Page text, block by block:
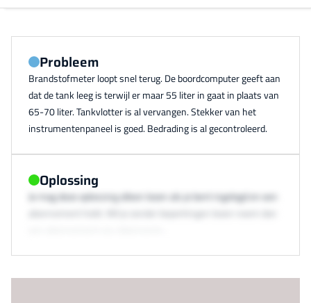
Probleem
Brandstofmeter loopt snel terug. De boordcomputer geeft aan
dat de tank leeg is terwijl er maar 55 liter in gaat in plaats van
65-70 liter. Tankvlotter is al vervangen. Stekker van het
instrumentenpaneel is goed. Bedrading is al gecontroleerd.
Oplossing
Je mag deze oplossing alleen lezen als je bent ingelogd en een